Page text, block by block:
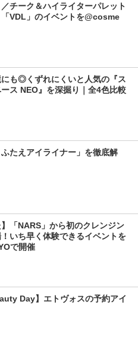
ルテ ランコム
6241件
ープ ミス
スメニエン
5.7
9408件
カネボウ クリーム
ュ
ジバンシイ
チーク＆ハイライターパレット
VDL」のイベントを@cosme
も◎くずれにくいと人気の『ス
ス NEO』を深掘り｜全4色比較
たえアイライナー」を徹底解
】「NARS」から初のクレンジン
いち早く体験できるイベントを
で開催
Day】エトヴォスの予約アイ